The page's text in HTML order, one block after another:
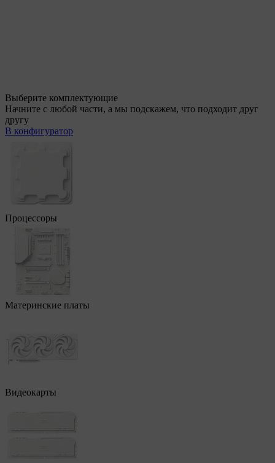
Выберите комплектующие
Начните с любой части, а мы подскажем, что подходит друг
другу
В конфигуратор
Процессоры
Материнские платы
Видеокарты